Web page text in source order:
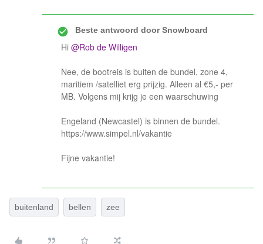
Beste antwoord doorSnowboard
Hi @Rob de Willigen
Nee, de bootreis is buiten de bundel, zone 4,
maritiem /satelliet erg prijzig. Alleen al €5,- per
MB. Volgens mij krijg je een waarschuwing
Engeland (Newcastel) is binnen de bundel.
https://www.simpel.nl/vakantie
Fijne vakantie!
buitenland bellen zee